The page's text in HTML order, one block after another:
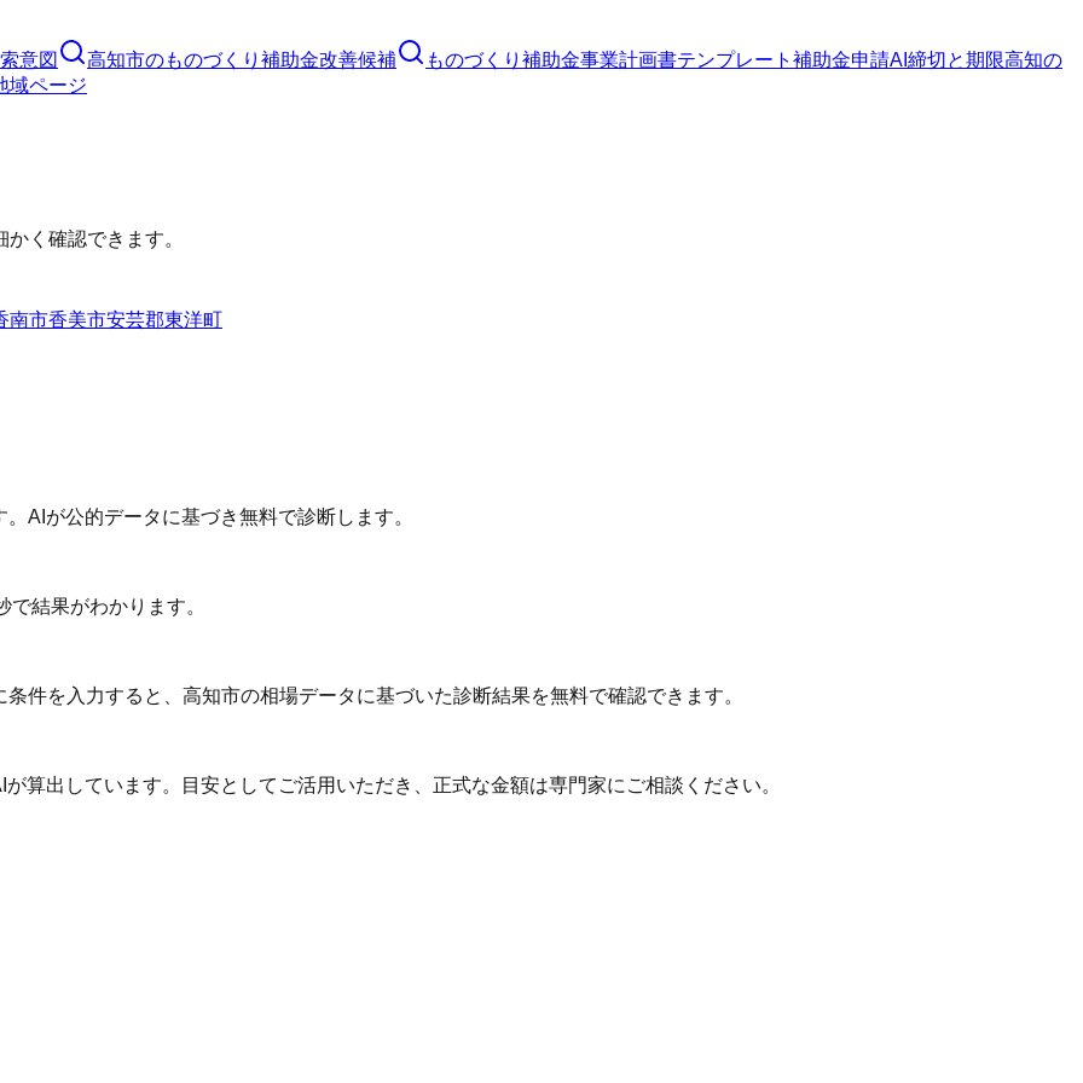
意図 高知市のものづくり補助金改善候補 ものづくり補助金事業計画書テンプレート 補助金申請AI 締切と期限高知の
域ページ
く確認できます。
南市香美市安芸郡東洋町
AIが公的データに基づき無料で診断します。
結果がわかります。
件を入力すると、高知市の相場データに基づいた診断結果を無料で確認できます。
算出しています。目安としてご活用いただき、正式な金額は専門家にご相談ください。